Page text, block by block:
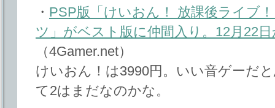
・ PSP版「けいおん！ 放課後ライブ
ツ」がベスト版に仲間入り。12月22
（4Gamer.net）
けいおん！は3990円。いい音ゲーだ
て2はまだなのかな。